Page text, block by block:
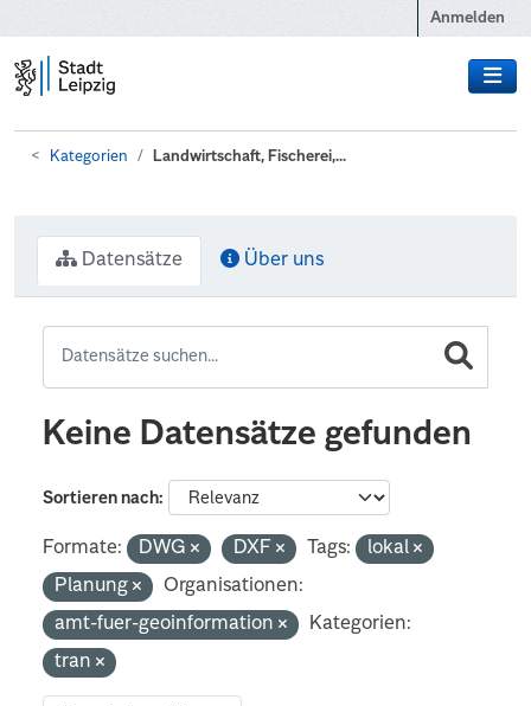
Anmelden
Kategorien Landwirtschaft, Fischerei,...
Datensätze Über uns
Keine Datensätze gefunden
Sortieren nach
Formate: DWG DXF Tags:
lokal
Planung
Organisationen:
amt-fuer-geoinformation
Kategorien:
tran